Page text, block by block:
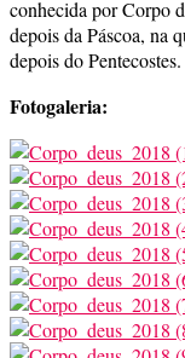
conhecida por Corpo
depois da Páscoa, na
depois do Pentecostes.
Fotogaleria: